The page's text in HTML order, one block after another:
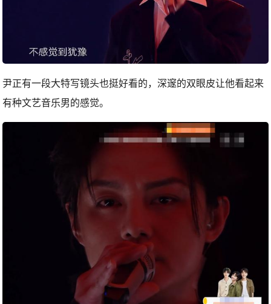
尹正有一段大特写镜头也挺好看的，深邃的双眼皮让他看起来
有种文艺音乐男的感觉。